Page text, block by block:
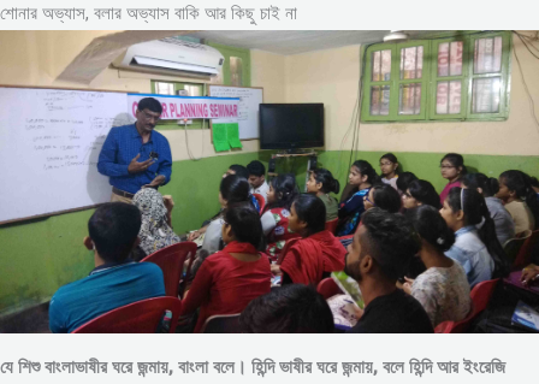
শোনার অভ্যাস, বলার অভ্যাস বাকি আর কিছু চাই না
যে শিশু বাংলাভাষীর ঘরে জন্মায়, বাংলা বলে। হিন্দি ভাষীর ঘরে জন্মায়, বলে হিন্দি আর ইংরেজি